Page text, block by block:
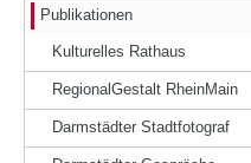
Publikationen
Kulturelles Rathaus
RegionalGestalt RheinMain
Darmstädter Stadtfotograf